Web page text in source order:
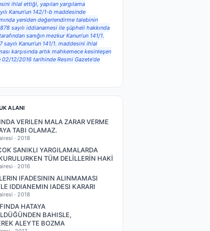
ihlal ettiği, yapılan yargılama
Kanun’un 142/1-b maddesinde
yeniden değerlendirme talebinin
sayılı iddianamesi ile şüpheli hakkında
sanığın mezkur Kanun’un 141/1.
Kanun’un 141/1. maddesini ihlal
karşısında artık mahkemece kesinleşen
02/12/2016 tarihinde Resmi Gazete'de
ALANI
VERILEN MALA ZARAR VERME
TABI OLAMAZ.
· 2018
SANIKLI YARGILAMALARDA
TÜM DELİLLERİN HAKİ
· 2016
IFADESININ ALINMAMASI
IDDIANEMIN IADESI KARARI
· 2018
HATAYA
BAHISLE,
ALEYTE BOZMA